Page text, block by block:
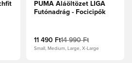
PUMA Aláöltözet LIGA
Futónadrág - Focicipők
11 490 Ft14 990 Ft
Small, Medium, Large, X-Large